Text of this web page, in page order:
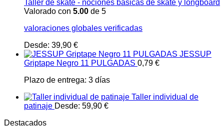
Taller de skate - nociones básicas de skate y longboard
Valorado con 5.00 de 5
valoraciones globales verificadas
Desde: 39,90 €
JESSUP
Griptape Negro 11 PULGADAS 0,79 €
Plazo de entrega: 3 días
Taller individual de
patinaje Desde: 59,90 €
Destacados